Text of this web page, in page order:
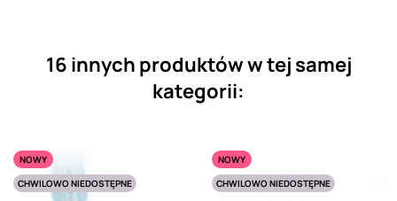
16 innych produktów w tej samej
kategorii:
NOWY
CHWILOWO NIEDOSTĘPNE
NOWY
CHWILOWO NIEDOSTĘPNE